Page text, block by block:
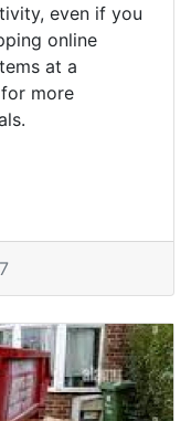
even if you
online
at a
more